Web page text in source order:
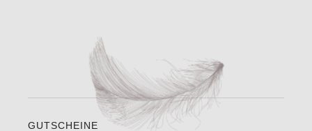
GUTSCHEINE